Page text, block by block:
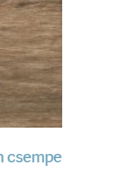
csempe